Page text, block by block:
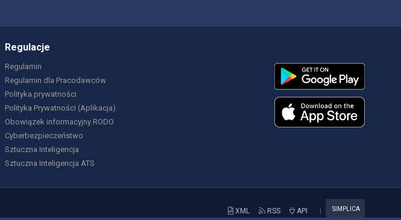
Regulacje
Regulamin
Regulamin dla Pracodawców
Polityka prywatności
Polityka Prywatności (Aplikacja)
Obowiązek informacyjny RODO
Cyberbezpieczeństwo
Sztuczna Inteligencja
Sztuczna Inteligencja ATS
SIMPLICA
XML RSS API